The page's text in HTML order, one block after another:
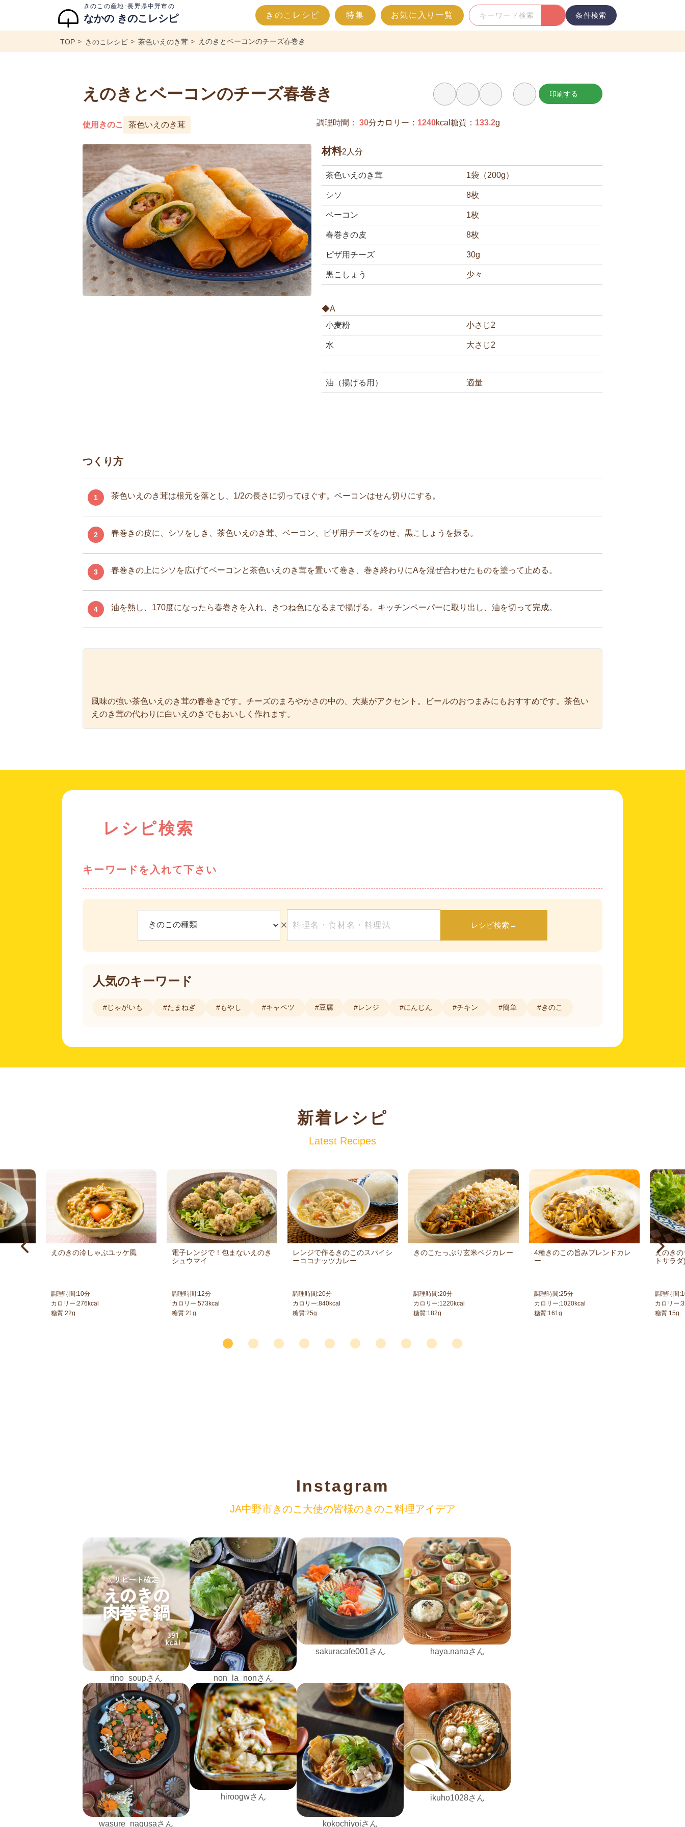
きのこの産地･長野県中野市の
なかの きのこレシピ きのこレシピ 特集 お気に入り一覧
キ
検
条件検索
TOP きのこレシピ 茶色いえのき茸 えのきとベーコンのチーズ春巻き
気
印刷する
えのきとベーコンのチーズ春巻き
使用きのこ 茶色いえのき茸 調理時間： 30分カロリー： 1240kcal 糖質： 133.2g
材料2人分
茶色いえのき茸 1袋（200g）
シソ 8枚
ベーコン 1枚
春巻きの皮 8枚
ピザ用チーズ 30g
黒こしょう 少々
◆A
小麦粉
小さじ2
水 大さじ2
油（揚げる用） 適量
つくり方
1 茶色いえのき茸は根元を落とし、1/2の長さに切ってほぐす。ベーコンはせん切りにする。
2 春巻きの皮に、シソをしき、茶色いえのき茸、ベーコン、ピザ用チーズをのせ、黒こしょうを振る。
3 春巻きの上にシソを広げてベーコンと茶色いえのき茸を置いて巻き、巻き終わりにAを混ぜ合わせたものを塗って止める。
4 油を熱し、170度になったら春巻きを入れ、きつね色になるまで揚げる。キッチンペーパーに取り出し、油を切って完成。
風味の強い茶色いえのき茸の春巻きです。チーズのまろやかさの中の、大葉がアクセント。ビールのおつまみにもおすすめです。茶色い
えのき茸の代わりに白いえのきでもおいしく作れます。
レシピ検索
キーワードを入れて下さい
× レシピ検索→
人気のキーワード
#じゃがいも #たまねぎ #もやし #キャベツ #豆腐 #レンジ #にんじん #チキン #簡単 #きのこ
新着レシピ
Latest Recipes
えのきの冷しゃぶユッケ風
調理時間:10分
カロリー:276kcal
糖質:22g
電子レンジで！包まないえのき
シュウマイ
調理時間:12分
カロリー:573kcal
糖質:21 g
レンジで作るきのこのスパイシ
ーココナッツカレー
調理時間:20分
カロリー:840kcal
糖質:25g
きのこたっぷり玄米ベジカレー
調理時間:20分
カロリー:1220kcal
糖質:182g
4種きのこの旨みブレンドカレ
ー
調理時間:25分
カロリー:1020kcal
糖質:161 g
えのき
トサラ
調理時間:
カロリー:
糖質:15g
Instagram
JA中野市きのこ大使の皆様のきのこ料理アイデア
rino_soupさん non_la_nonさん
sakuracafe001さん haya.nanaさん
wasure_nagusaさん
hiroogwさん
kokochiyoiさん
ikuho1028さん